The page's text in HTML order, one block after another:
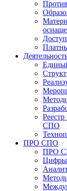
СПО
ПРО СПО
ПРО
Цифры